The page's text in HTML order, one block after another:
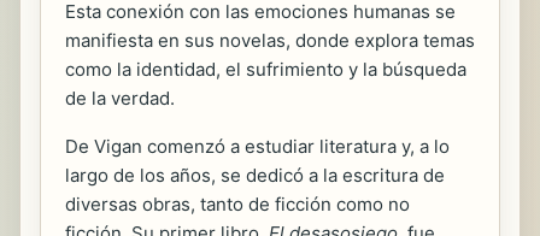
Esta conexión con las emociones humanas se
manifiesta en sus novelas, donde explora temas
como la identidad, el sufrimiento y la búsqueda
de la verdad.
De Vigan comenzó a estudiar literatura y, a lo
largo de los años, se dedicó a la escritura de
diversas obras, tanto de ficción como no